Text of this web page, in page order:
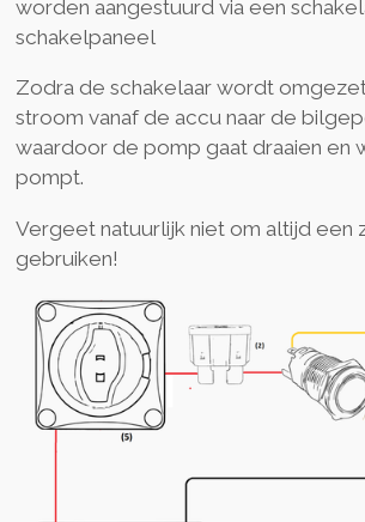
worden aangestuurd via een
schakelpaneel
Zodra de schakelaar wordt
stroom vanaf de accu naar de
waardoor de pomp gaat draaien en
pompt.
Vergeet natuurlijk niet om altijd een
gebruiken!